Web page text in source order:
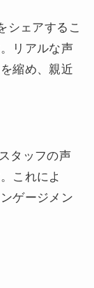
シェアするこ
リアルな声
縮め、親近
タッフの声
これによ
ゲージメン